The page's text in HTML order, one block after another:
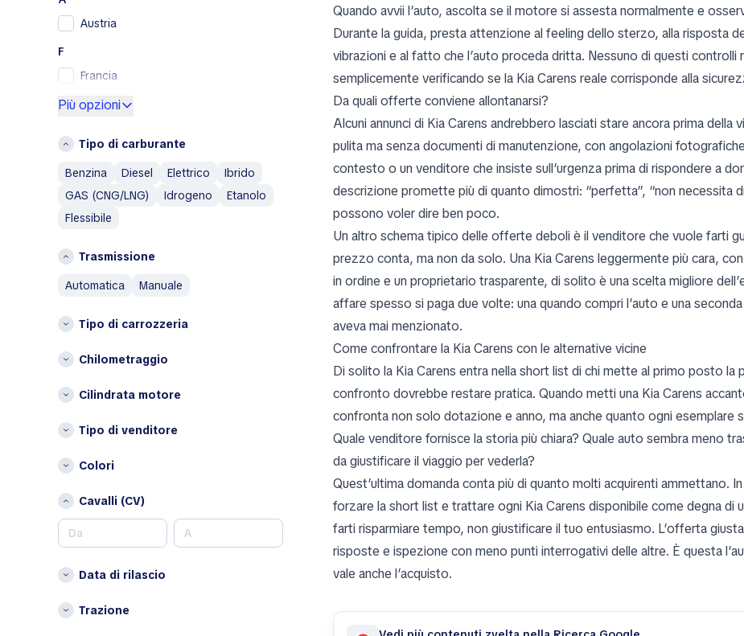
Skoda
Subaru
Volkswagen
AM General
Aston Martin
Austin Healey
Avatr
Bentley
Brabus
BYD
Changan
Chery
Austria
F
Francia
G
Grecia
Islanda
Italia
L
Paesi Bassi
Spagna
Altri
Bulgaria
Cipro
Danimarca
Finlandia
Lettonia
Più opzioni
Tipo di carburante
Benzina
Diesel Elettrico
Ibrido
GAS (CNG/LNG)
Idrogeno
Etanolo
Flessibile
Trasmissione
automatica
manuale
Tipo di carrozzeria
Chilometraggio
Cilindrata motore
Tipo di venditore
Colori
Cavalli (CV)
Data di rilascio
Trazione
Quando avvii l’auto, ascolta se il motore si assesta normalmente e
Durante la guida, presta attenzione al feeling dello sterzo, alla risposta
vibrazioni e al fatto che l’auto proceda dritta. Nessuno di questi
semplicemente verificando se la Kia Carens reale corrisponde alla
Da quali offerte conviene allontanarsi?
Alcuni annunci di Kia Carens andrebbero lasciati stare ancora prima della
pulita ma senza documenti di manutenzione, con angolazioni
contesto o un venditore che insiste sull’urgenza prima di rispondere a
descrizione promette più di quanto dimostri: “perfetta”, “non necessita
possono voler dire ben poco.
Un altro schema tipico delle offerte deboli è il venditore che vuole farti
prezzo conta, ma non da solo. Una Kia Carens leggermente più cara,
in ordine e un proprietario trasparente, di solito è una scelta migliore
affare spesso si paga due volte: una quando compri l’auto e una
aveva mai menzionato.
Come confrontare la Kia Carens con le alternative vicine
Di solito la Kia Carens entra nella short list di chi mette al primo posto la
confronto dovrebbe restare pratica. Quando metti una Kia Carens
confronta non solo dotazione e anno, ma anche quanto ogni esemplare
Quale venditore fornisce la storia più chiara? Quale auto sembra meno
da giustificare il viaggio per vederla?
Quest’ultima domanda conta più di quanto molti acquirenti
forzare la short list e trattare ogni Kia Carens disponibile come degna
farti risparmiare tempo, non giustificare il tuo entusiasmo. L’offerta
risposte e ispezione con meno punti interrogativi delle altre. È questa
vale anche l’acquisto.